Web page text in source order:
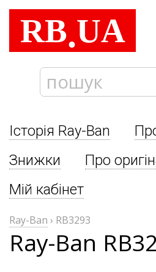
RB.UA
Історія Ray-Ban
Знижки
Про
Мій кабінет
Ray-Ban › RB3293
Ray-Ban